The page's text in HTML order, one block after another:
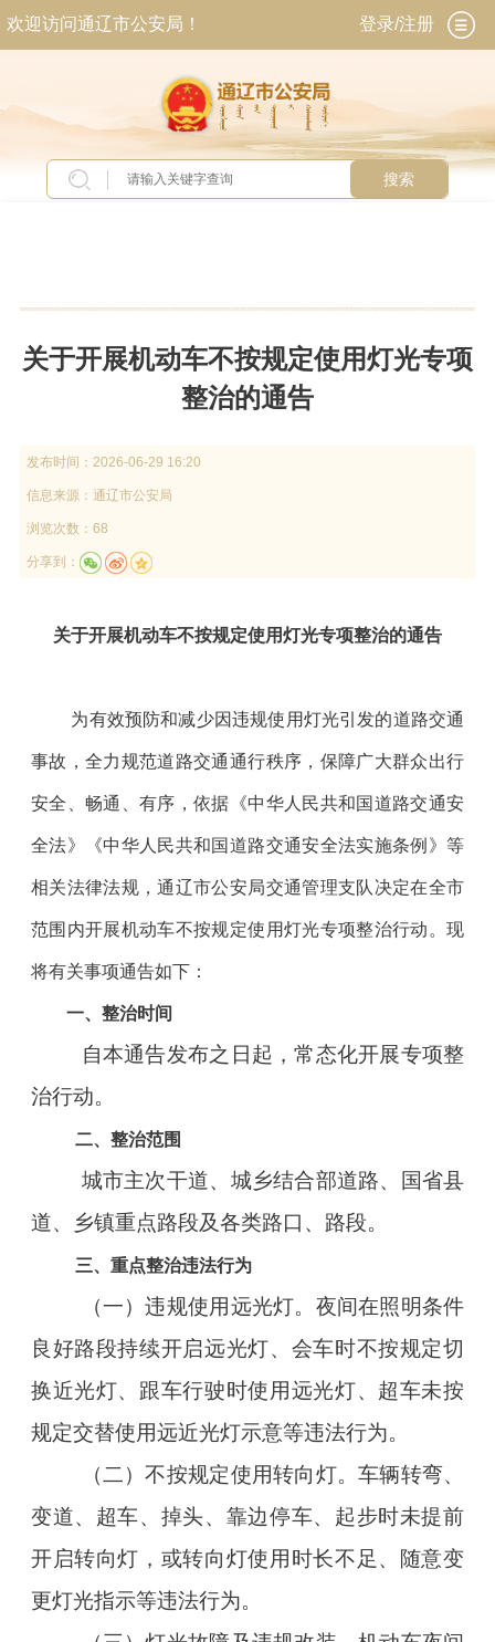
欢迎访问通辽市公安局！ 登录/注册
搜索
关于开展机动车不按规定使用灯光专项
整治的通告
发布时间： 2026-06-29 16:20
信息来源： 通辽市公安局
浏览次数：68
分享到：
关于开展机动车不按规定使用灯光专项整治的通告
为有效预防和减少因违规使用灯光引发的道路交通
事故，全力规范道路交通通行秩序，保障广大群众出行
安全、畅通、有序，依据《中华人民共和国道路交通安
全法》《中华人民共和国道路交通安全法实施条例》等
相关法律法规，通辽市公安局交通管理支队决定在全市
范围内开展机动车不按规定使用灯光专项整治行动。现
将有关事项通告如下：
一、整治时间
自本通告发布之日起，常态化开展专项整
治行动。
二、整治范围
城市主次干道、城乡结合部道路、国省县
道、乡镇重点路段及各类路口、路段。
三、重点整治违法行为
（一）违规使用远光灯。夜间在照明条件
良好路段持续开启远光灯、会车时不按规定切
换近光灯、跟车行驶时使用远光灯、超车未按
规定交替使用远近光灯示意等违法行为。
（二）不按规定使用转向灯。车辆转弯、
变道、超车、掉头、靠边停车、起步时未提前
开启转向灯，或转向灯使用时长不足、随意变
更灯光指示等违法行为。